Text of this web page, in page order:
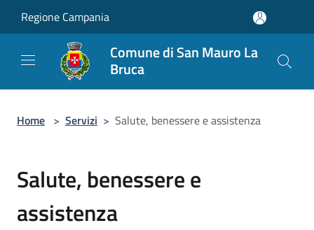
Regione Campania
Comune di San Mauro La
Bruca
Home > Servizi > Salute, benessere e assistenza
Salute, benessere e
assistenza